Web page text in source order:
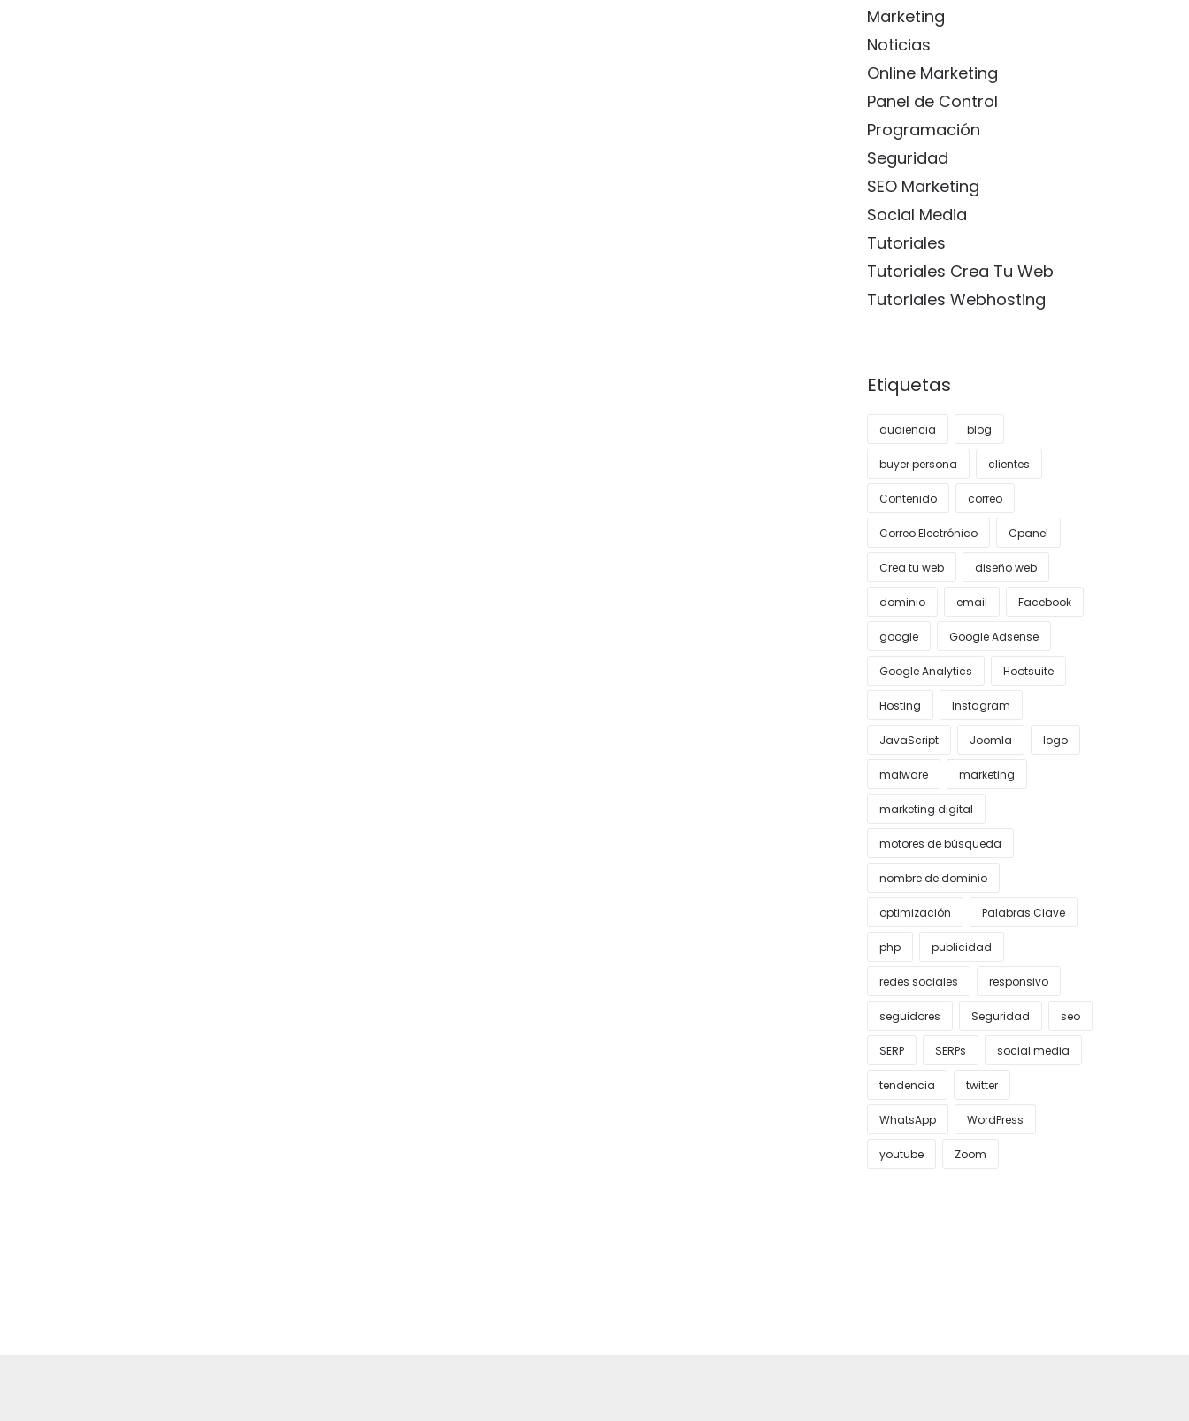
Marketing
Noticias
Online Marketing
Panel de Control
Programación
Seguridad
SEO Marketing
Social Media
Tutoriales
Tutoriales Crea Tu Web
Tutoriales Webhosting
Etiquetas
audiencia blog
buyer persona clientes
Contenido correo
Correo Electrónico Cpanel
Crea tu web diseño web
dominio email Facebook
google Google Adsense
Google Analytics Hootsuite
Hosting Instagram
JavaScript Joomla logo
malware marketing
marketing digital
motores de búsqueda
nombre de dominio
optimización Palabras Clave
php publicidad
redes sociales responsivo
seguidores Seguridad seo
SERP SERPs social media
tendencia twitter
WhatsApp WordPress
youtube Zoom